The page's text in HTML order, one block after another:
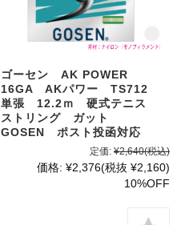
ゴーセン AK POWER
16GA AKパワー TS712
単張 12.2ｍ 硬式テニス
ストリング ガット
GOSEN ポスト投函対応
定価: ¥2,640(税込)
価格: ¥2,376(税抜 ¥2,160)
10%OFF